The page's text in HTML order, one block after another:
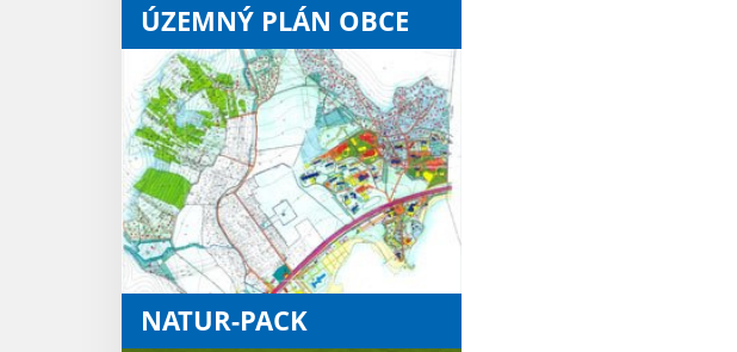
ÚZEMNÝ PLÁN OBCE
NATUR-PACK